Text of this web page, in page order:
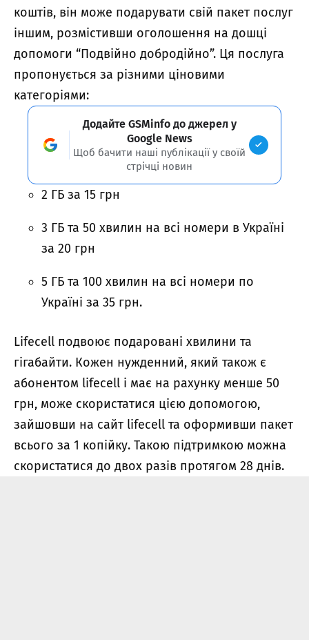
коштів, він може подарувати свій пакет послуг
іншим, розмістивши оголошення на дошці
допомоги “Подвійно добродійно”. Ця послуга
пропонується за різними ціновими
категоріями:
Додайте GSMinfo до джерел у
Google News
Щоб бачити наші публікації у своїй
стрічці новин
2 ГБ за 15 грн
3 ГБ та 50 хвилин на всі номери в Україні
за 20 грн
5 ГБ та 100 хвилин на всі номери по
Україні за 35 грн.
Lifecell подвоює подаровані хвилини та
гігабайти. Кожен нужденний, який також є
абонентом lifecell і має на рахунку менше 50
грн, може скористатися цією допомогою,
зайшовши на сайт lifecell та оформивши пакет
всього за 1 копійку. Такою підтримкою можна
скористатися до двох разів протягом 28 днів.